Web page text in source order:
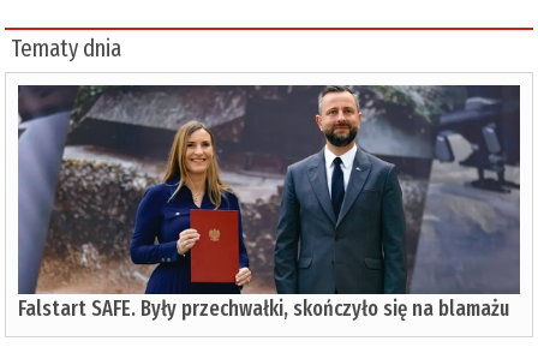
Tematy dnia
Falstart SAFE. Były przechwałki, skończyło się na blamażu